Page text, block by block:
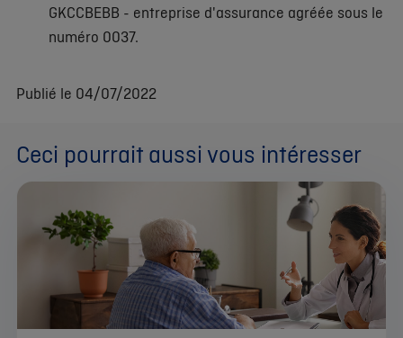
GKCCBEBB - entreprise d'assurance agréée sous le
numéro 0037.
Publié le 04/07/2022
Ceci pourrait aussi vous intéresser